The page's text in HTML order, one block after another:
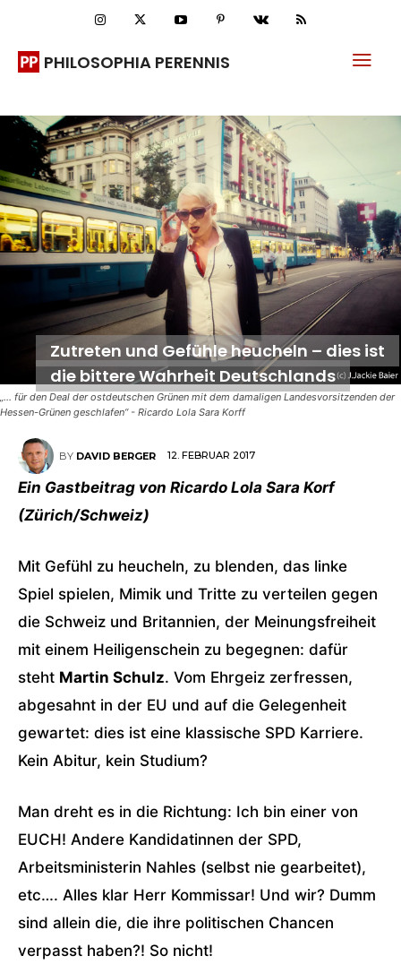
PHILOSOPHIA PERENNIS
„... für den Deal der ostdeutschen Grünen mit dem damaligen Landesvorsitzenden der
Hessen-Grünen geschlafen“ - Ricardo Lola Sara Korff
Zutreten und Gefühle heucheln – dies ist
die bittere Wahrheit Deutschlands
BY DAVID BERGER 12. FEBRUAR 2017
Ein Gastbeitrag von Ricardo Lola Sara Korf
(Zürich/Schweiz)
Mit Gefühl zu heucheln, zu blenden, das linke
Spiel spielen, Mimik und Tritte zu verteilen gegen
die Schweiz und Britannien, der Meinungsfreiheit
mit einem Heiligenschein zu begegnen: dafür
steht Martin Schulz. Vom Ehrgeiz zerfressen,
abgesahnt in der EU und auf die Gelegenheit
gewartet: dies ist eine klassische SPD Karriere.
Kein Abitur, kein Studium?
Man dreht es in die Richtung: Ich bin einer von
EUCH! Andere Kandidatinnen der SPD,
Arbeitsministerin Nahles (selbst nie gearbeitet),
etc…. Alles klar Herr Kommissar! Und wir? Dumm
sind allein die, die ihre politischen Chancen
verpasst haben?! So nicht!